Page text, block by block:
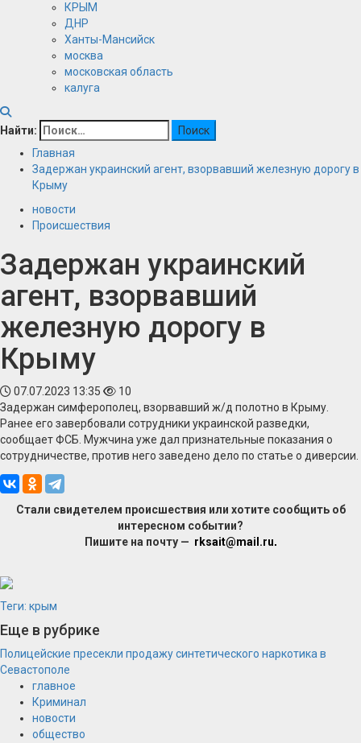
КРЫМ
ДНР
Ханты-Мансийск
москва
московская область
калуга
Найти:
Главная
Задержан украинский агент, взорвавший железную дорогу в
Крыму
новости
Происшествия
Задержан украинский
агент, взорвавший
железную дорогу в
Крыму
07.07.2023 13:35
10
Задержан симферополец, взорвавший ж/д полотно в Крыму.
Ранее его завербовали сотрудники украинской разведки,
сообщает ФСБ. Мужчина уже дал признательные показания о
сотрудничестве, против него заведено дело по статье о диверсии.
Стали свидетелем происшествия или хотите сообщить об
интересном событии?
Пишите на почту — rksait@mail.ru.
Теги: крым
Еще в рубрике
Полицейские пресекли продажу синтетического наркотика в
Севастополе
главное
Криминал
новости
общество